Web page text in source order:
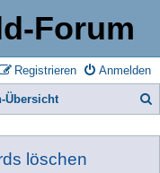
Forum
Anmelden
Registrieren
Übersicht
löschen